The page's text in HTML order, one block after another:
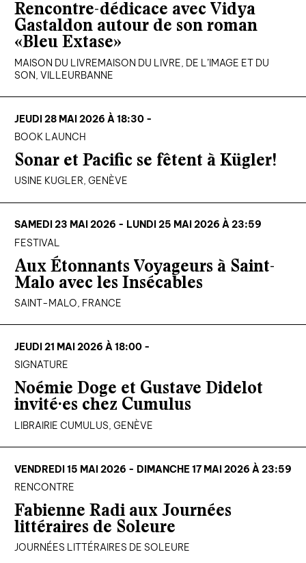
Rencontre-dédicace avec Vidya
Gastaldon autour de son roman
«Bleu Extase»
MAISON DU LIVREMAISON DU LIVRE, DE L’IMAGE ET DU
SON, VILLEURBANNE
JEUDI 28 MAI 2026 À 18:30 -
BOOK LAUNCH
Sonar et Pacific se fêtent à Kügler!
USINE KUGLER, GENÈVE
SAMEDI 23 MAI 2026 - LUNDI 25 MAI 2026 À 23:59
FESTIVAL
Aux Étonnants Voyageurs à Saint-
Malo avec les Insécables
SAINT-MALO, FRANCE
JEUDI 21 MAI 2026 À 18:00 -
SIGNATURE
Noémie Doge et Gustave Didelot
invité·es chez Cumulus
LIBRAIRIE CUMULUS, GENÈVE
VENDREDI 15 MAI 2026 - DIMANCHE 17 MAI 2026 À 23:59
RENCONTRE
Fabienne Radi aux Journées
littéraires de Soleure
JOURNÉES LITTÉRAIRES DE SOLEURE